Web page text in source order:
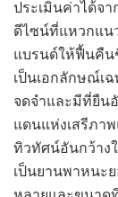
ประเมินค่าได้จ
ดีไซน์ที่แหวกแน
แบรนด์ให้ฟื้นคืน
เป็นเอกลักษณ์เ
จดจำและมีที่ยืน
แดนแห่งเสรีภา
ทิวทัศน์อันกว้าง
เป็นยานพาหนะ